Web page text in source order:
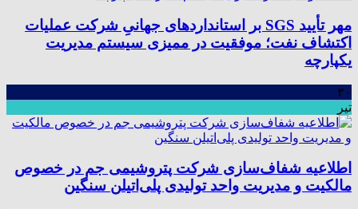
مهر تأیید SGS بر استانداردهای جهانیِ شرکت عملیات
اکتشاف نفت؛ موفقیت در ممیزی سیستم مدیریت
یکپارچه
۳۰
تیر
اطلاعیه شفاف‌سازی شرکت پتروشیمی جم در خصوص
مالکیت و مدیریت واحد تولیدی پلی‌اتیلن سنگین